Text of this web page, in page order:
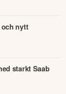
nytt
starkt Saab